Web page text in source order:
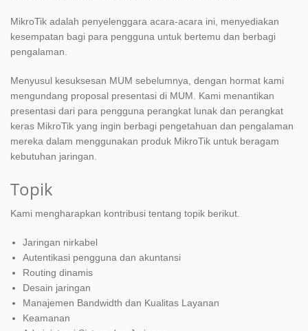
MikroTik adalah penyelenggara acara-acara ini, menyediakan
kesempatan bagi para pengguna untuk bertemu dan berbagi
pengalaman.
Menyusul kesuksesan MUM sebelumnya, dengan hormat kami
mengundang proposal presentasi di MUM. Kami menantikan
presentasi dari para pengguna perangkat lunak dan perangkat
keras MikroTik yang ingin berbagi pengetahuan dan pengalaman
mereka dalam menggunakan produk MikroTik untuk beragam
kebutuhan jaringan.
Topik
Kami mengharapkan kontribusi tentang topik berikut.
Jaringan nirkabel
Autentikasi pengguna dan akuntansi
Routing dinamis
Desain jaringan
Manajemen Bandwidth dan Kualitas Layanan
Keamanan